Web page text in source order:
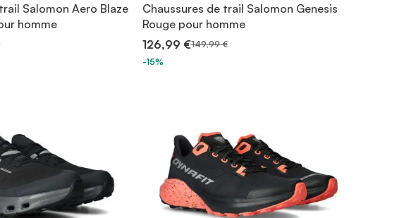
Salomon Aero Blaze
homme
Chaussures de trail Salomon Genesis
Rouge pour homme
126,99 €149,99 €
-15%